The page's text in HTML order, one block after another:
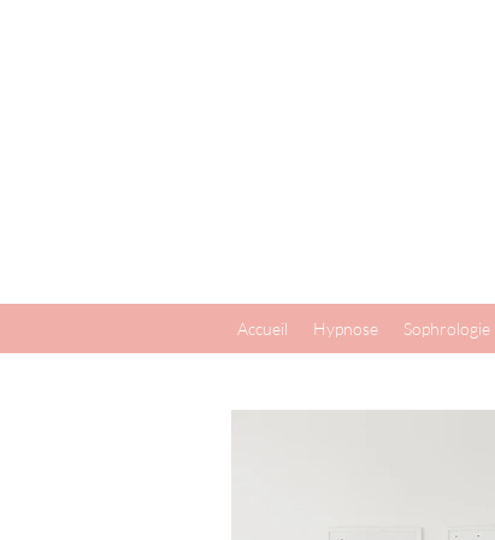
Accueil Hypnose Sophrologie